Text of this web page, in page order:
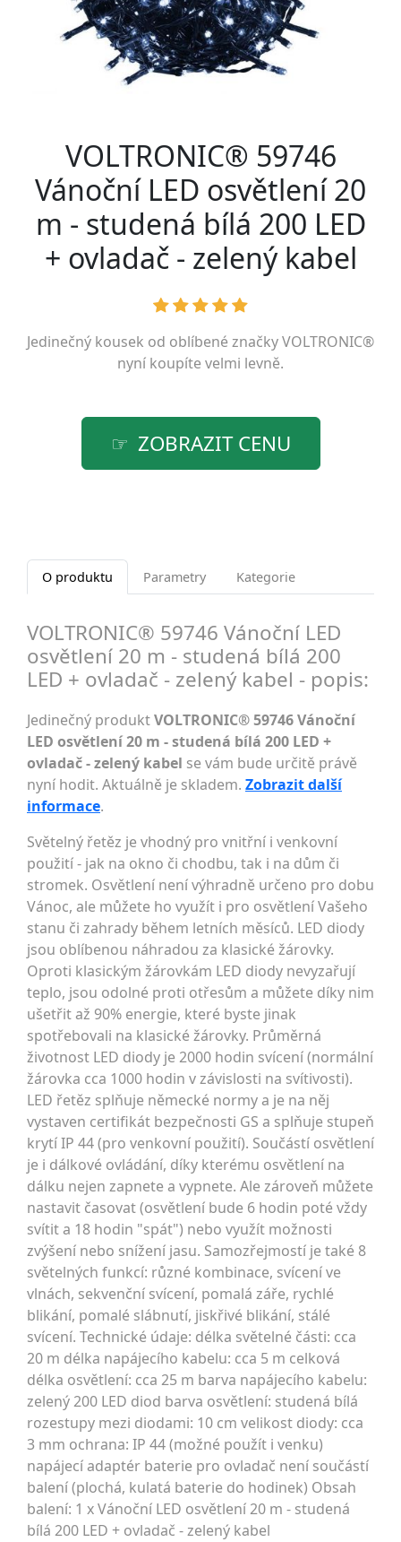
VOLTRONIC® 59746
Vánoční LED osvětlení 20
m - studená bílá 200 LED
+ ovladač - zelený kabel
Jedinečný kousek od oblíbené značkyVOLTRONIC®
nyní koupíte velmi levně.
ZOBRAZIT CENU
O produktu Parametry Kategorie
VOLTRONIC® 59746 Vánoční LED
osvětlení 20 m - studená bílá 200
LED + ovladač - zelený kabel - popis:
Jedinečný produktVOLTRONIC® 59746 Vánoční
LED osvětlení 20 m - studená bílá 200 LED +
ovladač - zelený kabel se vám bude určitě právě
nyní hodit. Aktuálně je skladem. Zobrazit další
informace.
Světelný řetěz je vhodný pro vnitřní i venkovní
použití - jak na okno či chodbu, tak i na dům či
stromek. Osvětlení není výhradně určeno pro dobu
Vánoc, ale můžete ho využít i pro osvětlení Vašeho
stanu či zahrady během letních měsíců. LED diody
jsou oblíbenou náhradou za klasické žárovky.
Oproti klasickým žárovkám LED diody nevyzařují
teplo, jsou odolné proti otřesům a můžete díky nim
ušetřit až 90% energie, které byste jinak
spotřebovali na klasické žárovky. Průměrná
životnost LED diody je 2000 hodin svícení (normální
žárovka cca 1000 hodin v závislosti na svítivosti).
LED řetěz splňuje německé normy a je na něj
vystaven certifikát bezpečnosti GS a splňuje stupeň
krytí IP 44 (pro venkovní použití). Součástí osvětlení
je i dálkové ovládání, díky kterému osvětlení na
dálku nejen zapnete a vypnete. Ale zároveň můžete
nastavit časovat (osvětlení bude 6 hodin poté vždy
svítit a 18 hodin "spát") nebo využít možnosti
zvýšení nebo snížení jasu. Samozřejmostí je také 8
světelných funkcí: různé kombinace, svícení ve
vlnách, sekvenční svícení, pomalá záře, rychlé
blikání, pomalé slábnutí, jiskřivé blikání, stálé
svícení. Technické údaje: délka světelné části: cca
20 m délka napájecího kabelu: cca 5 m celková
délka osvětlení: cca 25 m barva napájecího kabelu:
zelený 200 LED diod barva osvětlení: studená bílá
rozestupy mezi diodami: 10 cm velikost diody: cca
3 mm ochrana: IP 44 (možné použít i venku)
napájecí adaptér baterie pro ovladač není součástí
balení (plochá, kulatá baterie do hodinek) Obsah
balení: 1 x Vánoční LED osvětlení 20 m - studená
bílá 200 LED + ovladač - zelený kabel